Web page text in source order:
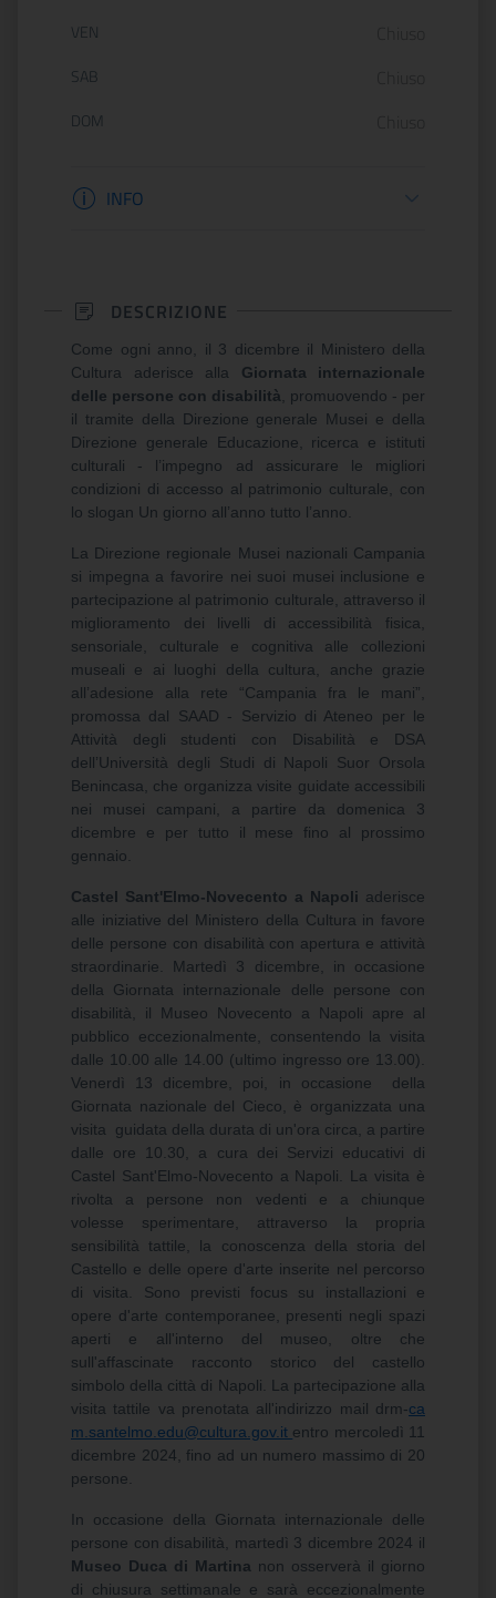
VEN
SAB
DOM
Informazioni apertura
INFO
DESCRIZIONE
Come ogni anno, il 3 dicembre il Ministero della
Cultura aderisce alla Giornata internazionale
delle persone con disabilità , promuovendo - per
il tramite della Direzione generale Musei e della
Direzione generale Educazione, ricerca e istituti
culturali - l’impegno ad assicurare le migliori
condizioni di accesso al patrimonio culturale, con
lo slogan Un giorno all’anno tutto l’anno.
La Direzione regionale Musei nazionali Campania
si impegna a favorire nei suoi musei inclusione e
partecipazione al patrimonio culturale, attraverso il
miglioramento dei livelli di accessibilità fisica,
sensoriale, culturale e cognitiva alle collezioni
museali e ai luoghi della cultura, anche grazie
all’adesione alla rete “Campania fra le mani”,
promossa dal SAAD - Servizio di Ateneo per le
Attività degli studenti con Disabilità e DSA
dell’Università degli Studi di Napoli Suor Orsola
Benincasa, che organizza visite guidate accessibili
nei musei campani, a partire da domenica 3
dicembre e per tutto il mese fino al prossimo
gennaio.
Castel Sant'Elmo-Novecento a Napoli aderisce
alle iniziative del Ministero della Cultura in favore
delle persone con disabilità con apertura e attività
straordinarie. Martedì 3 dicembre, in occasione
della Giornata internazionale delle persone con
disabilità, il Museo Novecento a Napoli apre al
pubblico eccezionalmente, consentendo la visita
dalle 10.00 alle 14.00 (ultimo ingresso ore 13.00).
Venerdì 13 dicembre, poi, in occasione della
Giornata nazionale del Cieco, è organizzata una
visita guidata della durata di un'ora circa, a partire
dalle ore 10.30, a cura dei Servizi educativi di
Castel Sant'Elmo-Novecento a Napoli. La visita è
rivolta a persone non vedenti e a chiunque
volesse sperimentare, attraverso la propria
sensibilità tattile, la conoscenza della storia del
Castello e delle opere d'arte inserite nel percorso
di visita. Sono previsti focus su installazioni e
opere d'arte contemporanee, presenti negli spazi
aperti e all'interno del museo, oltre che
sull'affascinate racconto storico del castello
simbolo della città di Napoli. La partecipazione alla
visita tattile va prenotata all'indirizzo mail drm-ca
m.santelmo.edu@cultura.gov.it entro mercoledì 11
dicembre 2024, fino ad un numero massimo di 20
persone.
In occasione della Giornata internazionale delle
persone con disabilità, martedì 3 dicembre 2024 il
Museo Duca di Martina non osserverà il giorno
di chiusura settimanale e sarà eccezionalmente